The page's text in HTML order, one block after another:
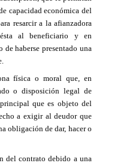
capacidad económica del
resarcir a la afianzadora
al beneficiario y en
de haberse presentado una
física o moral que, en
o disposición legal de
que es objeto del
a exigir al deudor que
obligación de dar, hacer o
del contrato debido a una